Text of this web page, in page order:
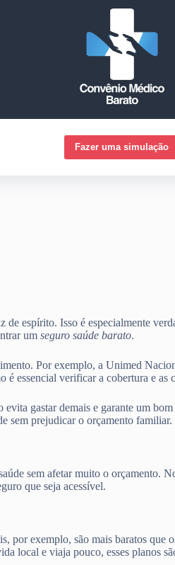
Fazer uma simulação
de espírito. Isso é especialmente
um seguro saúde barato.
Por exemplo, a Unimed
essencial verificar a cobertura e as
gastar demais e garante um
sem prejudicar o orçamento familiar.
sem afetar muito o orçamento.
que seja acessível.
por exemplo, são mais baratos
local e viaja pouco, esses planos